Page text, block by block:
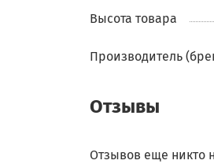
Высота товара
Производитель
Отзывы
Отзывов еще никто